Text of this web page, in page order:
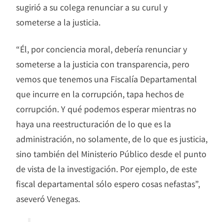
sugirió a su colega renunciar a su curul y
someterse a la justicia.
“Él, por conciencia moral, debería renunciar y
someterse a la justicia con transparencia, pero
vemos que tenemos una Fiscalía Departamental
que incurre en la corrupción, tapa hechos de
corrupción. Y qué podemos esperar mientras no
haya una reestructuración de lo que es la
administración, no solamente, de lo que es justicia,
sino también del Ministerio Público desde el punto
de vista de la investigación. Por ejemplo, de este
fiscal departamental sólo espero cosas nefastas”,
aseveró Venegas.